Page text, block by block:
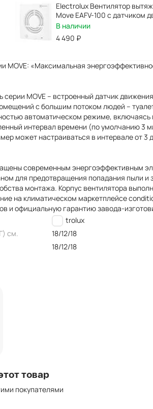
Electrolux Вентилятор
Move EAFV-100 с датчиком
В наличии
4 490 ₽
MOVE: «Максимальная
серии MOVE – встроенный датчик
с большим потоком людей –
автоматическом режиме,
интервал времени (по умолчанию 3
может настраиваться в интервале от 3
современным энергоэффективным
для предотвращения попадания пыли и
монтажа. Корпус вентилятора
на климатическом маркетплейсе
и официальную гарантию завода-
Electrolux
см.
18/12/18
18/12/18
товар
покупателями